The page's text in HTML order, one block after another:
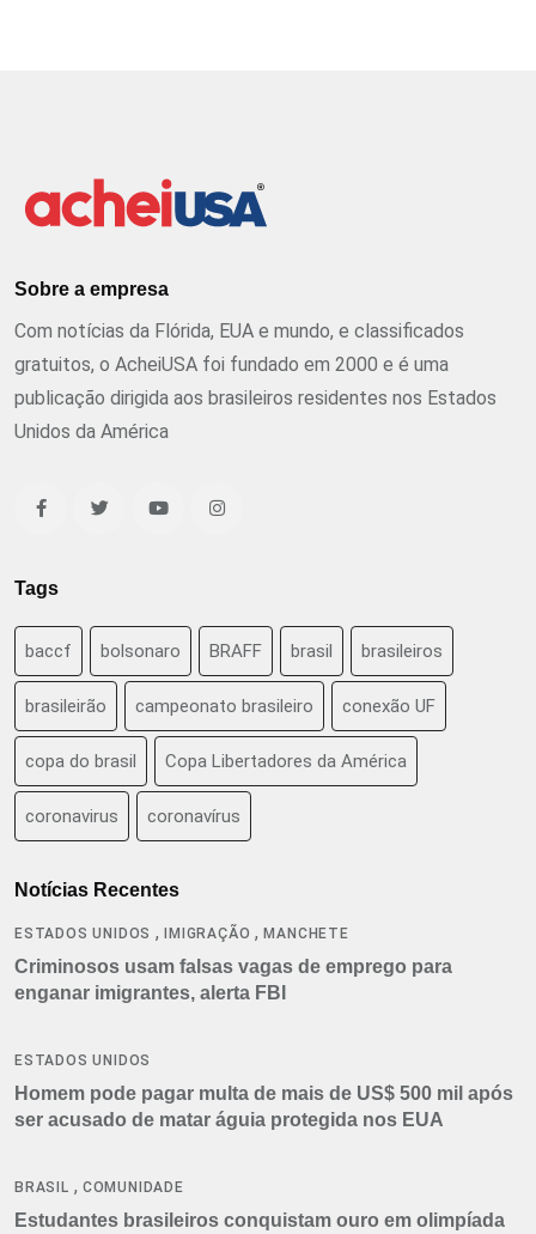
Sobre a empresa
Com notícias da Flórida, EUA e mundo, e classificados
gratuitos, o AcheiUSA foi fundado em 2000 e é uma
publicação dirigida aos brasileiros residentes nos Estados
Unidos da América
Tags
baccf bolsonaro BRAFF brasil brasileiros
brasileirão campeonato brasileiro conexão UF
copa do brasil Copa Libertadores da América
coronavirus coronavírus
Notícias Recentes
ESTADOS UNIDOS ,IMIGRAÇÃO ,MANCHETE
Criminosos usam falsas vagas de emprego para
enganar imigrantes, alerta FBI
ESTADOS UNIDOS
Homem pode pagar multa de mais de US$ 500 mil após
ser acusado de matar águia protegida nos EUA
BRASIL , COMUNIDADE
Estudantes brasileiros conquistam ouro em olimpíada